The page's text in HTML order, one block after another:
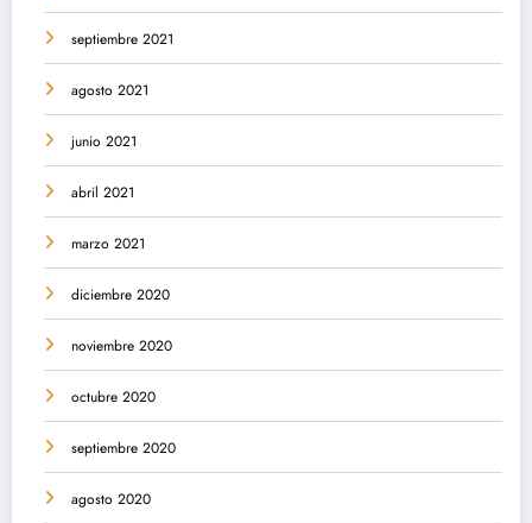
septiembre 2021
agosto 2021
junio 2021
abril 2021
marzo 2021
diciembre 2020
noviembre 2020
octubre 2020
septiembre 2020
agosto 2020